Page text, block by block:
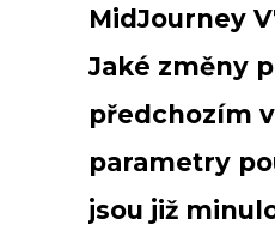
MidJourney
Jaké změny
předchozím
parametry
jsou již